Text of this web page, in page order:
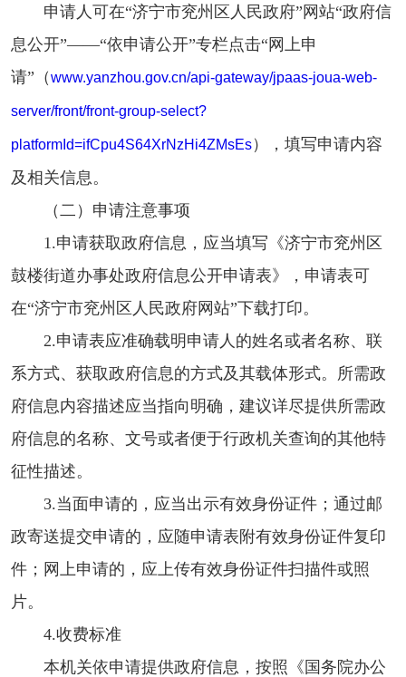
申请人可在“济宁市兖州区人民政府”网站“政府信
息公开”——“依申请公开”专栏点击“网上申
请”（www.yanzhou.gov.cn/api-gateway/jpaas-joua-web-
server/front/front-group-select?
platformId=ifCpu4S64XrNzHi4ZMsEs），填写申请内容
及相关信息。
（二）申请注意事项
1.申请获取政府信息，应当填写《济宁市兖州区
鼓楼街道办事处政府信息公开申请表》，申请表可
在“济宁市兖州区人民政府网站”下载打印。
2.申请表应准确载明申请人的姓名或者名称、联
系方式、获取政府信息的方式及其载体形式。所需政
府信息内容描述应当指向明确，建议详尽提供所需政
府信息的名称、文号或者便于行政机关查询的其他特
征性描述。
3.当面申请的，应当出示有效身份证件；通过邮
政寄送提交申请的，应随申请表附有效身份证件复印
件；网上申请的，应上传有效身份证件扫描件或照
片。
4.收费标准
本机关依申请提供政府信息，按照《国务院办公